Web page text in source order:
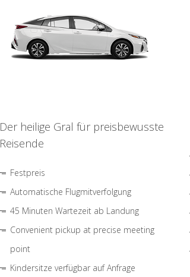
Der heilige Gral für preisbewusste
Reisende
Festpreis
Automatische Flugmitverfolgung
45 Minuten Wartezeit ab Landung
Convenient pickup at precise meeting
point
Kindersitze verfügbar auf Anfrage